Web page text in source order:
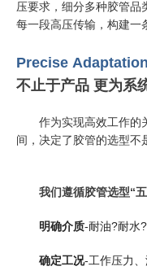
压要求，细分多种胶管品
每一段高压传输，构建一
Precise Adaptation
不止于产品 更为系
作为实现高效工作的
间，决定了胶管的选型不
我们遵循胶管选型“
明确介质-耐油?耐水
确定工况-工作压力、